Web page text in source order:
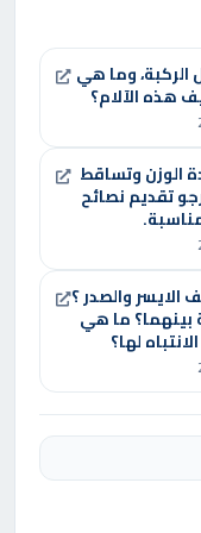
المتعسرة
أمان
وفق معايير
الحيوانات
إصلاح الكسور،
باستخدام
يتمتع الدكتور
وما هي
هذه الآلام؟
الوزن وتساقط
تقديم نصائح
الايسر والصدر ؟
ما هي
لها؟